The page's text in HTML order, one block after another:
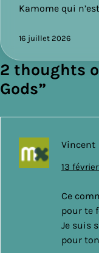
Kamome qui
16 juillet 2026
2 thoughts
Gods”
Vincent
13
Ce
pour te
Je suis
pour